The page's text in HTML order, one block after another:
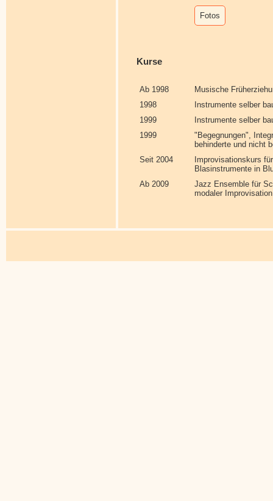
Fotos
Kurse
Ab 1998
Musische
1998
Instrumente selber
1999
Instrumente selber
1999
"Begegnungen",
behinderte und nicht
Seit 2004
Improvisationskurs
Blasinstrumente in
Ab 2009
Jazz Ensemble für
modaler Improvisation